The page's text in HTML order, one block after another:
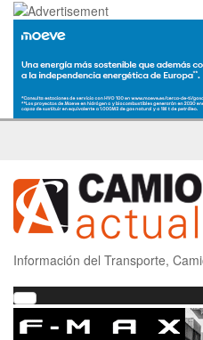
Información del Transporte,